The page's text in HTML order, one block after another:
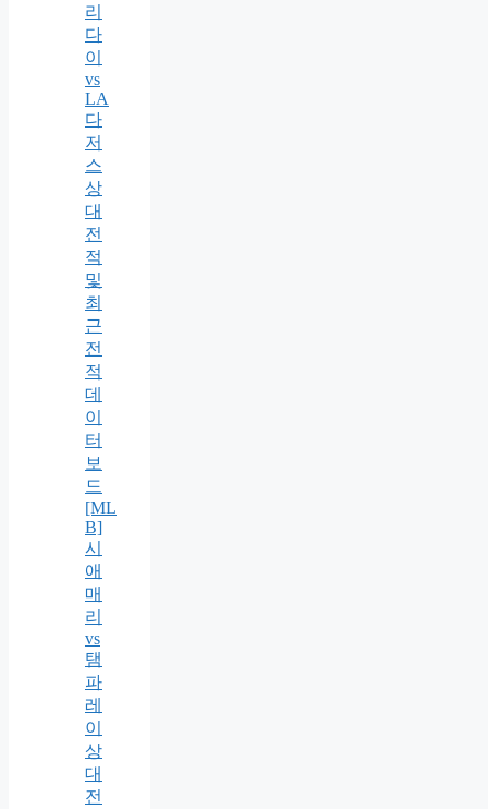
리
다
이
vs
LA
다
저
스
상
대
전
적
및
최
근
전
적
데
이
터
보
드
[ML
B]
시
애
매
리
vs
탬
파
레
이
상
대
전